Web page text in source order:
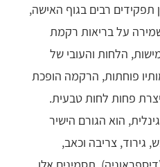
תפקידים רבים בגוף האישה,
על בריאות רקמת
הלחות והעובי של
פוחתות, הרקמה הופכת
פחות לחות טבעית.
הוא הגורם הישיר
גירוד, צריבה וכאב,